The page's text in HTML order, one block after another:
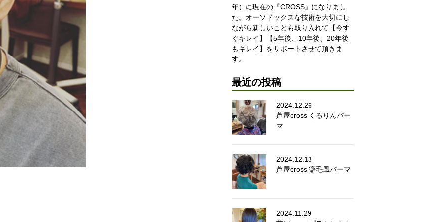
年）に現在の『CROSS』になりまし
た。オーソドックスな技術を大切にし
ながら新しいことも取り入れて【今す
ぐキレイ】【5年後、10年後、20年後
もキレイ】をサポートさせて頂きま
す。
最近の投稿
2024.12.26
芦屋cross くるりんパー
マ
2024.12.13
芦屋cross 癖毛風パーマ
2024.11.29